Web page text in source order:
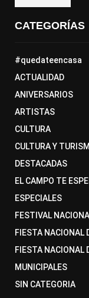
CATEGORÍAS
#quedateencasa
ACTUALIDAD
ANIVERSARIOS
ARTISTAS
CULTURA
CULTURA Y
DESTACADAS
EL CAMPO TE
ESPECIALES
FESTIVAL
FIESTA NACIONAL
FIESTA NACIONAL
MUNICIPALES
SIN CATEGORIA